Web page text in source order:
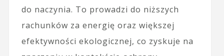
do naczynia. To prowadzi do niższych
rachunków za energię oraz większej
efektywności ekologicznej, co zyskuje na